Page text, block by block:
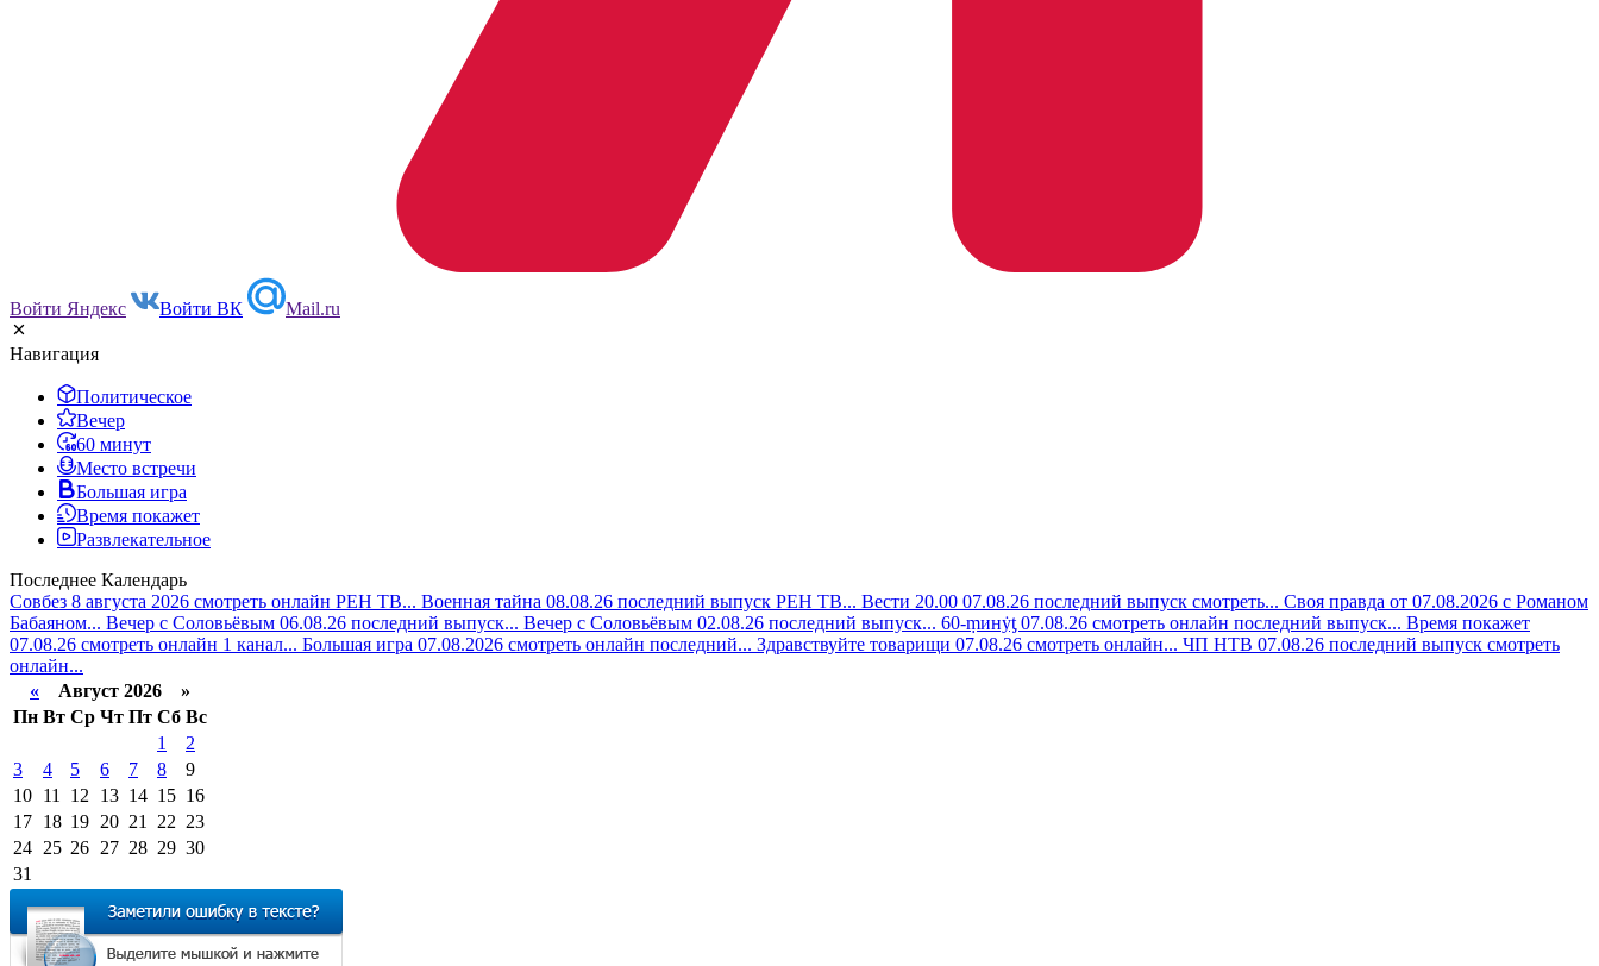
Войти Яндекс Войти ВК Mail.ru
Навигация
Политическое
Вечер
60 минут
Место встречи
Большая игра
Время покажет
Развлекательное
Последнее Календарь
Совбез 8 августа 2026 смотреть онлайн РЕН ТВ... Военная тайна 08.08.26 последний выпуск РЕН ТВ... Вести 20.00 07.08.26 последний выпуск смотреть... Своя правда от 07.08.2026 с Романом
Бабаяном... Вечер с Соловьёвым 06.08.26 последний выпуск... Вечер с Соловьёвым 02.08.26 последний выпуск... 60-ṃинẏƫ 07.08.26 смотреть онлайн последний выпуск... Время покажет
07.08.26 смотреть онлайн 1 канал... Большая игра 07.08.2026 смотреть онлайн последний... Здравствуйте товарищи 07.08.26 смотреть онлайн... ЧП НТВ 07.08.26 последний выпуск смотреть
онлайн...
« Август 2026 »
Пн Вт Ср Чт Пт Сб Вс
1
2
3
4 5 6 7 8
9
10 11 12 13 14 15 16
17 18 19 20 21 22 23
24 25 26 27 28 29 30
31